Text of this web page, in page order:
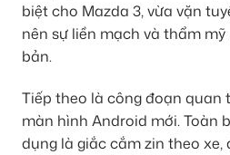
biệt cho Mazda 3, vừa vặn
nên sự liền mạch và thẩm
bản.
Tiếp theo là công đoạn quan
màn hình Android mới. Toàn
dụng là giắc cắm zin theo